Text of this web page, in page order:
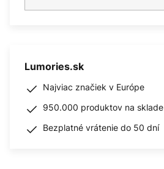
Lumories.sk
Najviac značiek v Európe
950.000 produktov na sklade
Bezplatné vrátenie do 50 dní